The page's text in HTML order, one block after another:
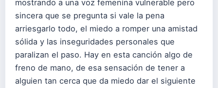
mostrando a una voz femenina vulnerable pero
sincera que se pregunta si vale la pena
arriesgarlo todo, el miedo a romper una amistad
sólida y las inseguridades personales que
paralizan el paso. Hay en esta canción algo de
freno de mano, de esa sensación de tener a
alguien tan cerca que da miedo dar el siguiente